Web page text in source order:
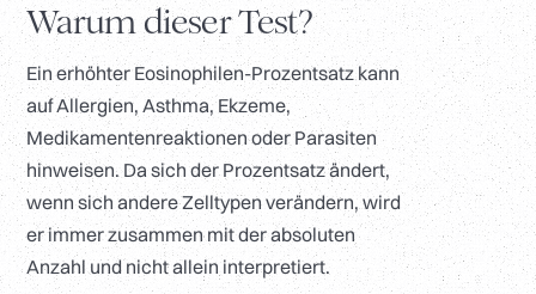
Warum dieser Test?
Ein erhöhter Eosinophilen-Prozentsatz kann
auf Allergien, Asthma, Ekzeme,
Medikamentenreaktionen oder Parasiten
hinweisen. Da sich der Prozentsatz ändert,
wenn sich andere Zelltypen verändern, wird
er immer zusammen mit der absoluten
Anzahl und nicht allein interpretiert.